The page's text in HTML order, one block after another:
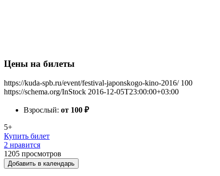
Цены на билеты
https://kuda-spb.ru/event/festival-japonskogo-kino-2016/ 100
https://schema.org/InStock 2016-12-05T23:00:00+03:00
Взрослый: от 100 ₽
5+
Купить билет
2 нравится
1205 просмотров
Добавить в календарь